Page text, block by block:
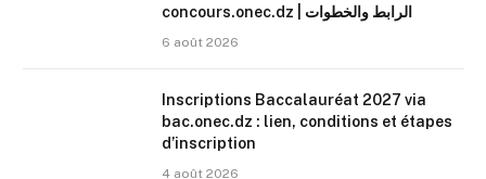
concours.onec.dz | الرابط والخطوات
6 août 2026
Inscriptions Baccalauréat 2027 via
bac.onec.dz : lien, conditions et étapes
d’inscription
4 août 2026